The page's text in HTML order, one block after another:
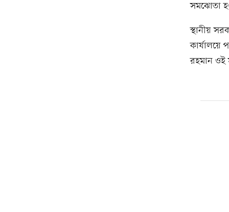
সমঝোতা
স্থানীয়
কার্যালয়ে
রহমান